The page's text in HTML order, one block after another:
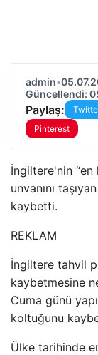
admin•
Güncellendi:
Paylaş:
Pinterest
İngiltere'nin “en
unvanını
kaybetti.
REKLAM
İngiltere tahvil
kaybetmesine
Cuma günü
koltuğunu
Ülke tarihinde